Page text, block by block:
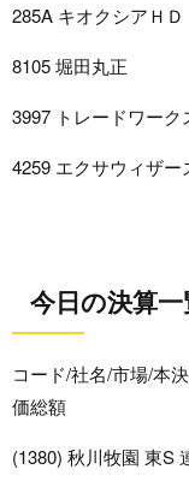
285A キオクシアＨＤ
8105 堀田丸正
3997 トレードワーク
4259 エクサウィザー
今日の決算
コード/社名/市場/本
価総額
(1380) 秋川牧園 東S